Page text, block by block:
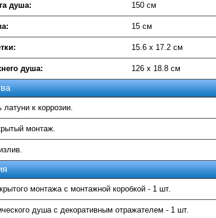
душа: 150 см
15 см
15.6 х 17.2 см
душа: 126 х 18.8 см
латуни к коррозии.
монтаж.
монтажа с монтажной коробкой - 1 шт.
душа с декоративным отражателем - 1 шт.